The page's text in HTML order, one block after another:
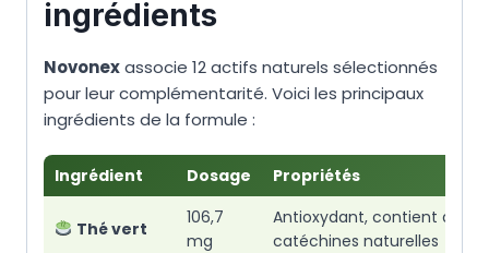
ingrédients
Novonexassocie 12 actifs naturels sélectionnés
pour leur complémentarité. Voici les principaux
ingrédients de la formule :
Ingrédient Dosage Propriétés
Thé vert
106,7
mg
Antioxydant, contient des
catéchines naturelles